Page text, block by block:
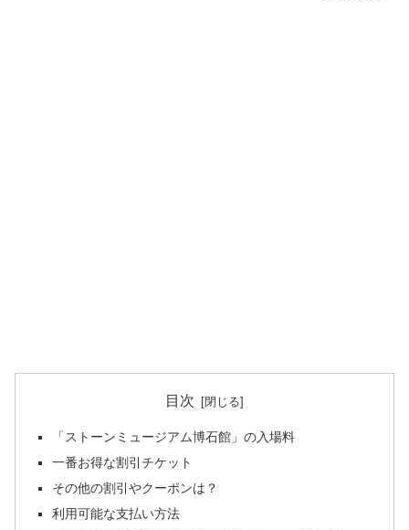
目次
「ストーンミュージアム博石館」の入場料
一番お得な割引チケット
その他の割引やクーポンは？
利用可能な支払い方法